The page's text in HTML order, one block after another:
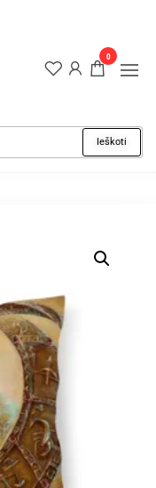
Ieškoti
0